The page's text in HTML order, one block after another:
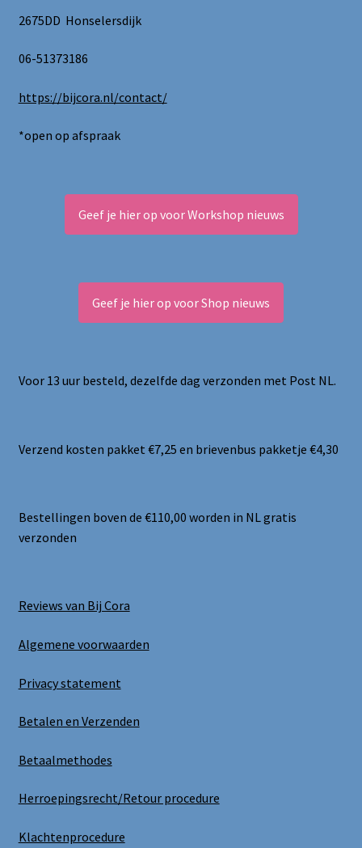
2675DD Honselersdijk
06-51373186
https://bijcora.nl/contact/
*open op afspraak
Geef je hier op voor Workshop nieuws
Geef je hier op voor Shop nieuws
Voor 13 uur besteld, dezelfde dag verzonden met Post NL.
Verzend kosten pakket €7,25 en brievenbus pakketje €4,30
Bestellingen boven de €110,00 worden in NL gratis
verzonden
Reviews van Bij Cora
Algemene voorwaarden
Privacy statement
Betalen en Verzenden
Betaalmethodes
Herroepingsrecht/Retour procedure
Klachtenprocedure